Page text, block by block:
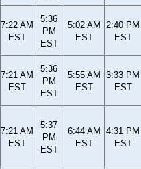
7:22 AM
EST
5:36
PM
EST
5:02 AM
EST
2:40 PM
EST
7:21 AM
EST
5:36
PM
EST
5:55 AM
EST
3:33 PM
EST
7:21 AM
EST
5:37
PM
EST
6:44 AM
EST
4:31 PM
EST